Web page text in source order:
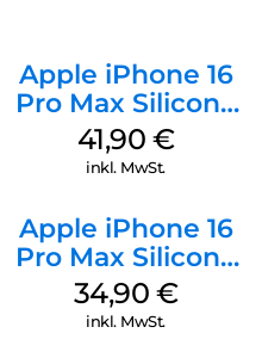
Apple iPhone 16
Pro Max Silicone
Case MagSafe
Ultramarine
41,90 €
inkl. MwSt.
Apple iPhone 16
Pro Max Silicone
Case MagSafe
Denim
34,90 €
inkl. MwSt.